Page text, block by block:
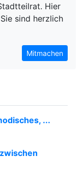
...
Hier
sind herzlich
Mitmachen